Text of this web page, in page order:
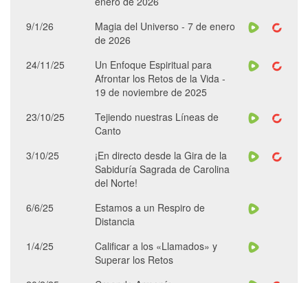
9/1/26
Magia del Universo - 7 de enero
de 2026
24/11/25
Un Enfoque Espiritual para
Afrontar los Retos de la Vida -
19 de noviembre de 2025
23/10/25
Tejiendo nuestras Líneas de
Canto
3/10/25
¡En directo desde la Gira de la
Sabiduría Sagrada de Carolina
del Norte!
6/6/25
Estamos a un Respiro de
Distancia
1/4/25
Calificar a los «Llamados» y
Superar los Retos